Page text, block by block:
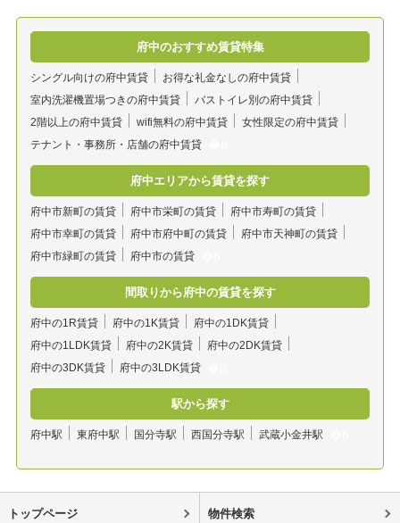
府中のおすすめ賃貸特集
シングル向けの府中賃貸
お得な礼金なしの府中賃貸
室内洗濯機置場つきの府中賃貸
バストイレ別の府中賃貸
2階以上の府中賃貸
wifi無料の府中賃貸
女性限定の府中賃貸
テナント・事務所・店舗の府中賃貸
府中エリアから賃貸を探す
府中市新町の賃貸 府中市栄町の賃貸
府中市寿町の賃貸
府中市幸町の賃貸
府中市府中町の賃貸
府中市天神町の賃貸
府中市緑町の賃貸
府中市の賃貸
間取りから府中の賃貸を探す
府中の1R賃貸 府中の1K賃貸
府中の1DK賃貸
府中の1LDK賃貸
府中の2K賃貸
府中の2DK賃貸
府中の3DK賃貸
府中の3LDK賃貸
駅から探す
府中駅 東府中駅 国分寺駅 西国分寺駅 武蔵小金井駅
トップページ 物件検索